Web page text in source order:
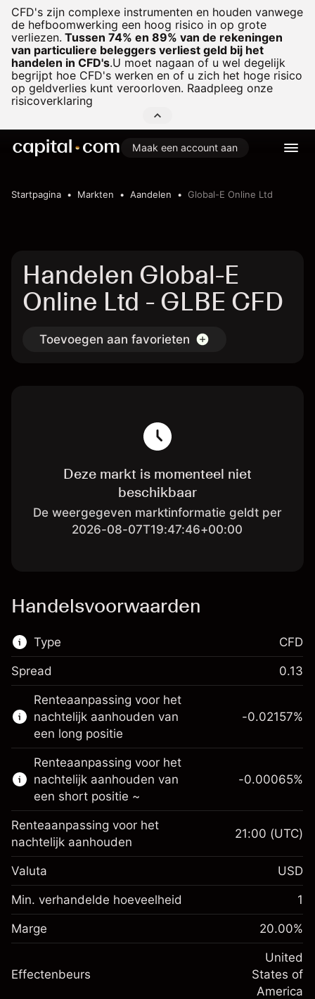
CFD's zijn complexe instrumenten en houden vanwege
de hefboomwerking een hoog risico in op grote
verliezen. Tussen 74% en 89% van de rekeningen
van particuliere beleggers verliest geld bij het
handelen in CFD's.U moet nagaan of u wel degelijk
begrijpt hoe CFD's werken en of u zich het hoge risico
op geldverlies kunt veroorloven. Raadpleeg onze
risicoverklaring
Maak een account aan
Startpagina Markten Aandelen Global-E Online Ltd
Handelen Global-E
Online Ltd - GLBE CFD
Toevoegen aan favorieten
Deze markt is momenteel niet
beschikbaar
De weergegeven marktinformatie geldt per
2026-08-07T19:47:46+00:00
Handelsvoorwaarden
Type
De handel in CFD's is beschikbaar op deze
markt.
Meer informatie over:
CFD's
CFD
Spread 0.13
Renteaanpassing voor het
nachtelijk aanhouden van
een long positie
Marge. Uw investering
$1,000.00
het nachtelijk aanhouden
-0.021568
(-$1.08)
Positiegrootte met hefboom ~$5,000.00
-0.02157%
Renteaanpassing voor het
nachtelijk aanhouden van
een short positie ~
Marge. Uw investering
$1,000.00
Renteaanpassing voor
Kosten voor de volledige
-0.000654
%
(-$0.03)
-0.00065%
Renteaanpassing voor het
nachtelijk aanhouden
21:00 (UTC)
Valuta USD
Min. verhandelde hoeveelheid 1
Marge 20.00%
Effectenbeurs
United
States of
America